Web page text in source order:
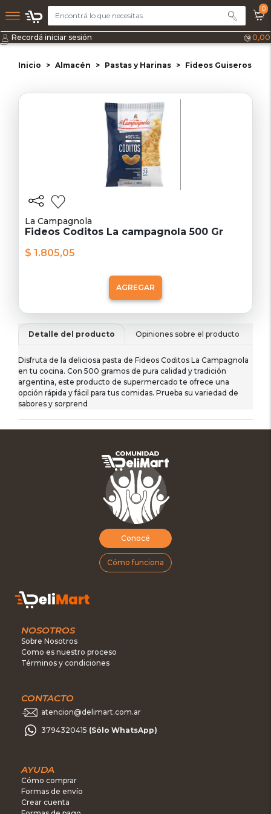
0
Recordá iniciar sesión 0,00
Inicio Almacén Pastas y Harinas Fideos Guiseros
La Campagnola
Fideos Coditos La campagnola 500 Gr
$ 1.805,05
AGREGAR
Detalle del producto Opiniones sobre el producto
Disfruta de la deliciosa pasta de Fideos Coditos La Campagnola
en tu cocina. Con 500 gramos de pura calidad y tradición
argentina, este producto de supermercado te ofrece una
opción rápida y fácil para tus comidas. Prueba su variedad de
sabores y sorprend
Conocé
Cómo funciona
NOSOTROS
Sobre Nosotros
Como es nuestro proceso
Términos y condiciones
CONTACTO
atencion@delimart.com.ar
3794320415 (Sólo WhatsApp)
AYUDA
Cómo comprar
Formas de envío
Crear cuenta